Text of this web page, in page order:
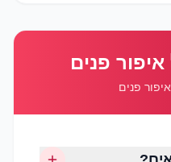
פנים
פנים